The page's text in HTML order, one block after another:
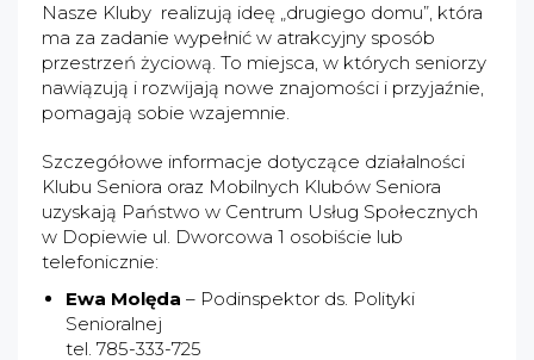
Nasze Kluby realizują ideę „drugiego domu”, która
ma za zadanie wypełnić w atrakcyjny sposób
przestrzeń życiową. To miejsca, w których seniorzy
nawiązują i rozwijają nowe znajomości i przyjaźnie,
pomagają sobie wzajemnie.
Szczegółowe informacje dotyczące działalności
Klubu Seniora oraz Mobilnych Klubów Seniora
uzyskają Państwo w Centrum Usług Społecznych
w Dopiewie ul. Dworcowa 1 osobiście lub
telefonicznie:
Ewa Molęda – Podinspektor ds. Polityki
Senioralnej
tel. 785-333-725